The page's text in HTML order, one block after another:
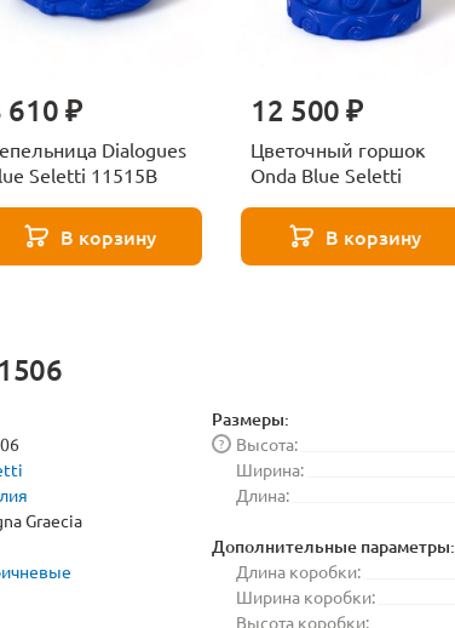
610 ₽
Dialogues
Seletti 11515B
В корзину
12 500 ₽
Цветочный горшок
Onda Blue Seletti
В корзину
Graecia
Размеры:
Высота:
?
Ширина:
Длина:
Дополнительные параметры:
Длина коробки:
Ширина коробки:
Высота коробки: